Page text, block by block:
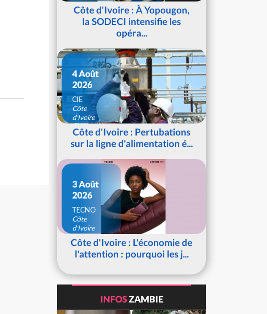
Côte d'Ivoire : À Yopougon,
la SODECI intensifie les
opéra...
4 Août
2026
CIE
Côte
d'Ivoire
Côte d'Ivoire : Pertubations
sur la ligne d'alimentation é...
3 Août
2026
TECNO
Côte
d'Ivoire
Côte d'Ivoire : L'économie de
l'attention : pourquoi les j...
INFOSZAMBIE